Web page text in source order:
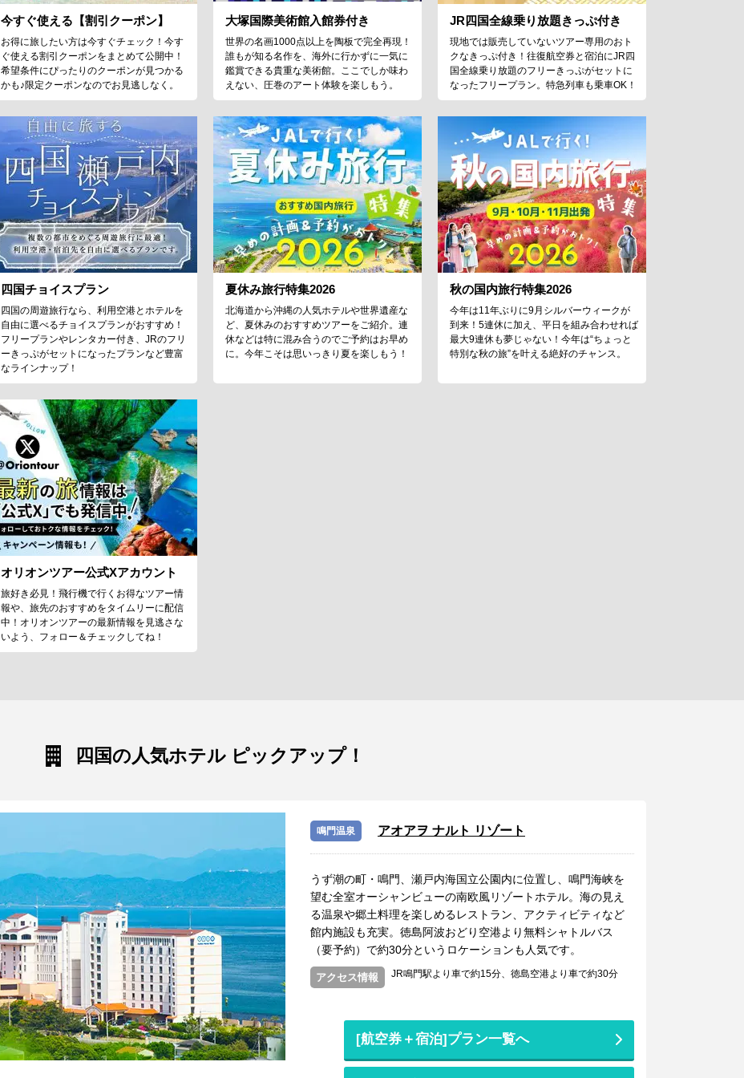
今すぐ使える【割引クーポン】
お得に旅したい方は今すぐチェック！今す
ぐ使える割引クーポンをまとめて公開中！
希望条件にぴったりのクーポンが見つかる
かも♪限定クーポンなのでお見逃しなく。
大塚国際美術館入館券付き
世界の名画1000点以上を陶板で完全再現！
誰もが知る名作を、海外に行かずに一気に
鑑賞できる貴重な美術館。ここでしか味わ
えない、圧巻のアート体験を楽しもう。
JR四国全線乗り放題きっぷ付き
現地では販売していないツアー専用のおト
クなきっぷ付き！往復航空券と宿泊にJR四
国全線乗り放題のフリーきっぷがセットに
なったフリープラン。特急列車も乗車OK！
四国チョイスプラン
四国の周遊旅行なら、利用空港とホテルを
自由に選べるチョイスプランがおすすめ！
フリープランやレンタカー付き、JRのフリ
ーきっぷがセットになったプランなど豊富
なラインナップ！
夏休み旅行特集2026
北海道から沖縄の人気ホテルや世界遺産な
ど、夏休みのおすすめツアーをご紹介。連
休などは特に混み合うのでご予約はお早め
に。今年こそは思いっきり夏を楽しもう！
秋の国内旅行特集2026
今年は11年ぶりに9月シルバーウィークが
到来！5連休に加え、平日を組み合わせれば
最大9連休も夢じゃない！今年は“ちょっと
特別な秋の旅”を叶える絶好のチャンス。
オリオンツアー公式Xアカウント
旅好き必見！飛行機で行くお得なツアー情
報や、旅先のおすすめをタイムリーに配信
中！オリオンツアーの最新情報を見逃さな
いよう、フォロー＆チェックしてね！
四国の人気ホテル ピックアップ！
鳴門温泉 アオアヲ ナルト リゾート
うず潮の町・鳴門、瀬戸内海国立公園内に位置し、鳴門海峡を
望む全室オーシャンビューの南欧風リゾートホテル。海の見え
る温泉や郷土料理を楽しめるレストラン、アクティビティなど
館内施設も充実。徳島阿波おどり空港より無料シャトルバス
（要予約）で約30分というロケーションも人気です。
アクセス情報 JR鳴門駅より車で約15分、徳島空港より車で約30分
[航空券＋宿泊]プラン一覧へ